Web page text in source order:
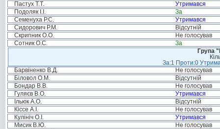
Пастух Т.Т.
Утримався
Подоляк І.І.
За
Семенуха Р.С.
Утримався
Сидорович Р.М.
Відсутній
Скрипник О.О.
Не голосував
Сотник О.С.
За
Група
За:1 Проти:0
Барвіненко В.Д.
Не голосував
Біловол О.М.
Відсутній
Бондар В.В.
Не голосував
Гуляєв В.О.
Утримався
Ільюк А.О.
Відсутній
Кіссе А.І.
Не голосував
Кулініч О.І.
Утримався
Мисик В.Ю.
Не голосував